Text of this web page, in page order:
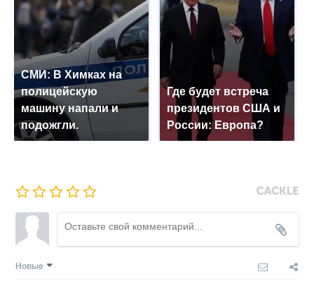
СМИ: В Химках на
полицейскую
машину напали и
подожгли.
Где будет встреча
президентов США и
России: Европа?
Новые